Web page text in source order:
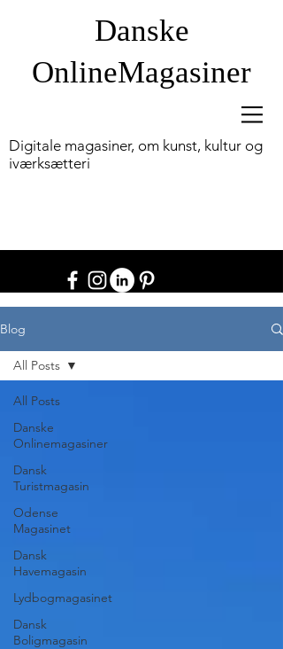
Danske
OnlineMagasiner
Digitale magasiner, om kunst, kultur og
iværksætteri
Blog
All Posts
Danske
Onlinemagasiner
Dansk
Turistmagasin
Odense
Magasinet
Dansk
Havemagasin
Lydbogmagasinet
Dansk
Boligmagasin
All Posts